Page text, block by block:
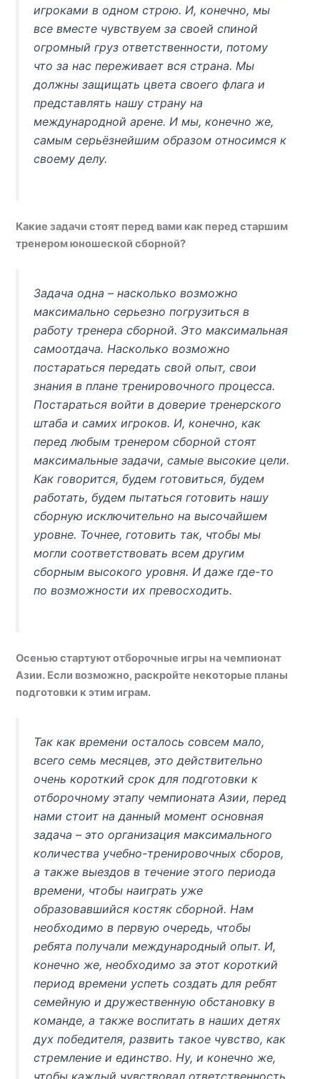
игроками в одном строю. И, конечно, мы
все вместе чувствуем за своей спиной
огромный груз ответственности, потому
что за нас переживает вся страна. Мы
должны защищать цвета своего флага и
представлять нашу страну на
международной арене. И мы, конечно же,
самым серьёзнейшим образом относимся к
своему делу.
Какие задачи стоят перед вами как перед старшим
тренером юношеской сборной?
Задача одна – насколько возможно
максимально серьезно погрузиться в
работу тренера сборной. Это максимальная
самоотдача. Насколько возможно
постараться передать свой опыт, свои
знания в плане тренировочного процесса.
Постараться войти в доверие тренерского
штаба и самих игроков. И, конечно, как
перед любым тренером сборной стоят
максимальные задачи, самые высокие цели.
Как говорится, будем готовиться, будем
работать, будем пытаться готовить нашу
сборную исключительно на высочайшем
уровне. Точнее, готовить так, чтобы мы
могли соответствовать всем другим
сборным высокого уровня. И даже где-то
по возможности их превосходить.
Осенью стартуют отборочные игры на чемпионат
Азии. Если возможно, раскройте некоторые планы
подготовки к этим играм.
Так как времени осталось совсем мало,
всего семь месяцев, это действительно
очень короткий срок для подготовки к
отборочному этапу чемпионата Азии, перед
нами стоит на данный момент основная
задача – это организация максимального
количества учебно-тренировочных сборов,
а также выездов в течение этого периода
времени, чтобы наиграть уже
образовавшийся костяк сборной. Нам
необходимо в первую очередь, чтобы
ребята получали международный опыт. И,
конечно же, необходимо за этот короткий
период времени успеть создать для ребят
семейную и дружественную обстановку в
команде, а также воспитать в наших детях
дух победителя, развить такое чувство, как
стремление и единство. Ну, и конечно же,
чтобы каждый чувствовал ответственность